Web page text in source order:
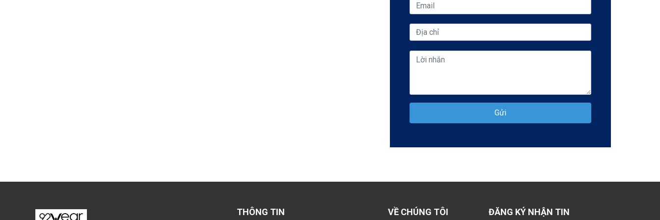
Gửi
THÔNG TIN VỀ CHÚNG TÔI ĐĂNG KÝ NHẬN TIN